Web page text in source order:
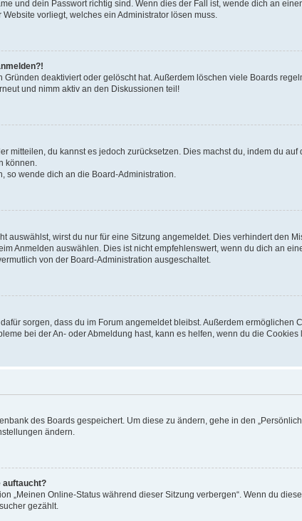
und dein Passwort richtig sind. Wenn dies der Fall ist, wende dich an
vorliegt, welches ein Administrator lösen muss.
deaktiviert oder gelöscht hat. Außerdem löschen viele Boards
und nimm aktiv an den Diskussionen teil!
mitteilen, du kannst es jedoch zurücksetzen. Dies machst du, indem du
können.
so wende dich an die Board-Administration.
auswählst, wirst du nur für eine Sitzung angemeldet. Dies verhindert den
Anmelden auswählen. Dies ist nicht empfehlenswert, wenn du dich an
von der Board-Administration ausgeschaltet.
sorgen, dass du im Forum angemeldet bleibst. Außerdem ermöglichen
bei der An- oder Abmeldung hast, kann es helfen, wenn du die Cookies
des Boards gespeichert. Um diese zu ändern, gehe in den
ändern.
auftaucht?
„Meinen Online-Status während dieser Sitzung verbergen“. Wenn du
gezählt.